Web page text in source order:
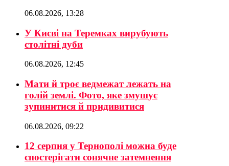
06.08.2026, 13:28
У Києві на Теремках вирубують
столітні дуби
06.08.2026, 12:45
Мати й троє ведмежат лежать на
голій землі. Фото, яке змушує
зупинитися й придивитися
06.08.2026, 09:22
12 серпня у Тернополі можна буде
спостерігати сонячне затемнення